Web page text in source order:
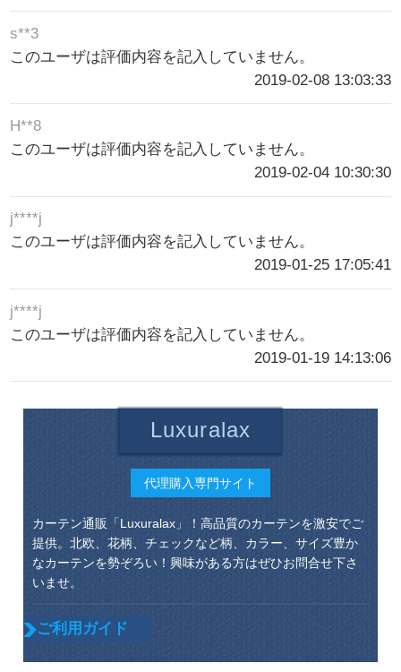
s**3
このユーザは評価内容を記入していません。
2019-02-08 13:03:33
H**8
このユーザは評価内容を記入していません。
2019-02-04 10:30:30
j****j
このユーザは評価内容を記入していません。
2019-01-25 17:05:41
j****j
このユーザは評価内容を記入していません。
2019-01-19 14:13:06
Luxuralax
代理購入専門サイト
カーテン通販「Luxuralax」！高品質のカーテンを激安でご
提供。北欧、花柄、チェックなど柄、カラー、サイズ豊か
なカーテンを勢ぞろい！興味がある方はぜひお問合せ下さ
いませ。
ご利用ガイド